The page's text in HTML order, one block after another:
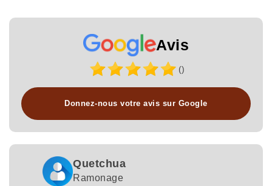
Avis
()
Donnez-nous votre avis sur Google
Quetchua
Ramonage